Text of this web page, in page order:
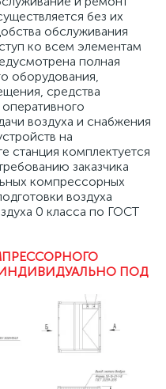
без их
обслуживания
ко всем элементам
полная
оборудования,
средства
воздуха и снабжения
на
станция комплектуется
заказчика
компрессорных
воздуха
0 класса по ГОСТ
ПОД